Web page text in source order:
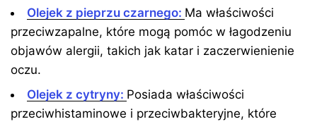
Olejek z pieprzu czarnego: Ma właściwości
przeciwzapalne, które mogą pomóc w łagodzeniu
objawów alergii, takich jak katar i zaczerwienienie
oczu.
Olejek z cytryny: Posiada właściwości
przeciwhistaminowe i przeciwbakteryjne, które